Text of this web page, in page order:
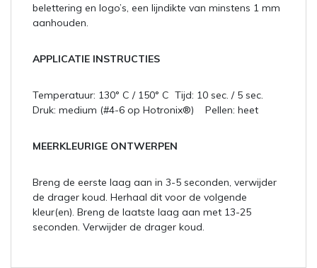
belettering en logo’s, een lijndikte van minstens 1 mm
aanhouden.
APPLICATIE INSTRUCTIES
Temperatuur: 130° C / 150° C Tijd: 10 sec. / 5 sec.
Druk: medium (#4-6 op Hotronix®) Pellen: heet
MEERKLEURIGE ONTWERPEN
Breng de eerste laag aan in 3-5 seconden, verwijder
de drager koud. Herhaal dit voor de volgende
kleur(en). Breng de laatste laag aan met 13-25
seconden. Verwijder de drager koud.